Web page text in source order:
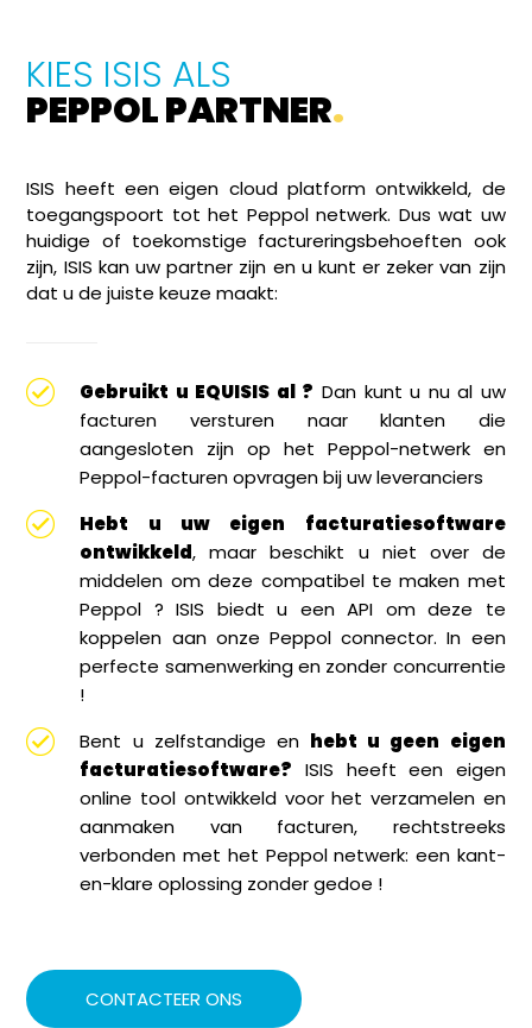
KIES ISIS ALS
PEPPOL PARTNER.
ISIS heeft een eigen cloud platform ontwikkeld, de
toegangspoort tot het Peppol netwerk. Dus wat uw
huidige of toekomstige factureringsbehoeften ook
zijn, ISIS kan uw partner zijn en u kunt er zeker van zijn
dat u de juiste keuze maakt:
Gebruikt u EQUISIS al ? Dan kunt u nu al uw
facturen versturen naar klanten die
aangesloten zijn op het Peppol-netwerk en
Peppol-facturen opvragen bij uw leveranciers
Hebt u uw eigen facturatiesoftware
ontwikkeld, maar beschikt u niet over de
middelen om deze compatibel te maken met
Peppol ? ISIS biedt u een API om deze te
koppelen aan onze Peppol connector. In een
perfecte samenwerking en zonder concurrentie
!
Bent u zelfstandige en hebt u geen eigen
facturatiesoftware? ISIS heeft een eigen
online tool ontwikkeld voor het verzamelen en
aanmaken van facturen, rechtstreeks
verbonden met het Peppol netwerk: een kant-
en-klare oplossing zonder gedoe !
CONTACTEER ONS